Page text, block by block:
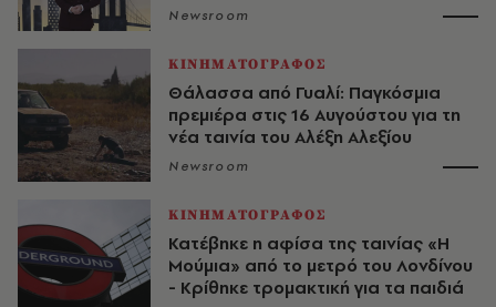
Newsroom
ΚΙΝΗΜΑΤΟΓΡΑΦΟΣ
Θάλασσα από Γυαλί: Παγκόσμια
πρεμιέρα στις 16 Αυγούστου για τη
νέα ταινία του Αλέξη Αλεξίου
Newsroom
ΚΙΝΗΜΑΤΟΓΡΑΦΟΣ
Κατέβηκε η αφίσα της ταινίας «Η
Μούμια» από το μετρό του Λονδίνου
- Κρίθηκε τρομακτική για τα παιδιά